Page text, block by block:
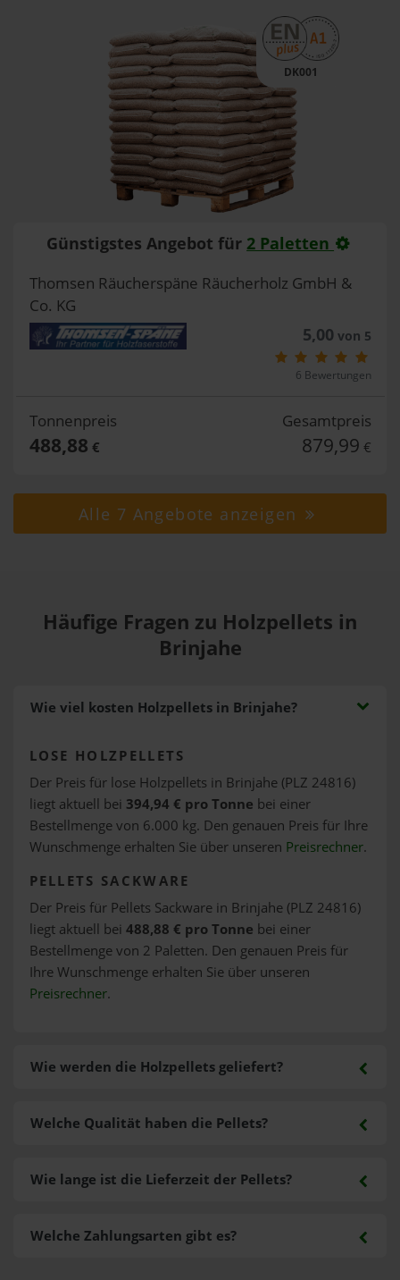
DK001
Günstigstes Angebot für 2 Paletten
Thomsen Räucherspäne Räucherholz GmbH &
Co. KG
5,00 von 5
6 Bewertungen
Tonnenpreis
488,88 €
Gesamtpreis
879,99 €
Alle 7 Angebote anzeigen
Häufige Fragen zu Holzpellets in
Brinjahe
Wie viel kosten Holzpellets in Brinjahe?
LOSE HOLZPELLETS
Der Preis für lose Holzpellets in Brinjahe (PLZ 24816)
liegt aktuell bei 394,94 € pro Tonne bei einer
Bestellmenge von 6.000 kg. Den genauen Preis für Ihre
Wunschmenge erhalten Sie über unseren Preisrechner.
PELLETS SACKWARE
Der Preis für Pellets Sackware in Brinjahe (PLZ 24816)
liegt aktuell bei 488,88 € pro Tonne bei einer
Bestellmenge von 2 Paletten. Den genauen Preis für
Ihre Wunschmenge erhalten Sie über unseren
Preisrechner.
Wie werden die Holzpellets geliefert?
Welche Zahlungsarten gibt es?
Welche Qualität haben die Pellets?
Wie lange ist die Lieferzeit der Pellets?